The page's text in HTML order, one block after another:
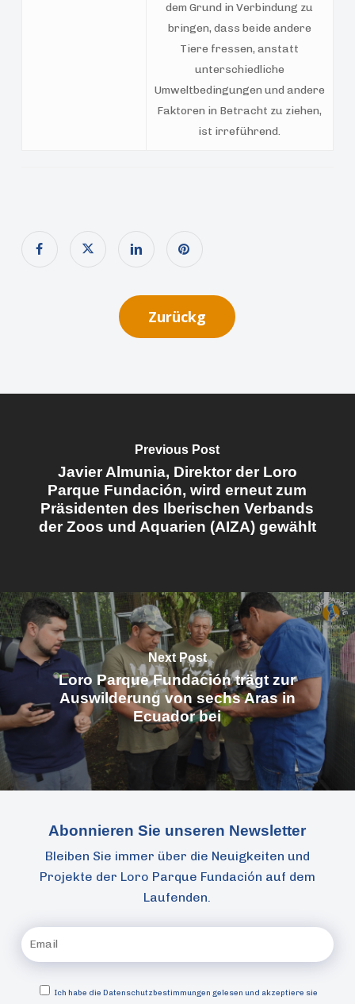
dem Grund in Verbindung zu
bringen, dass beide andere
Tiere fressen, anstatt
unterschiedliche
Umweltbedingungen und andere
Faktoren in Betracht zu ziehen,
ist irreführend.
Zurückg
Previous Post
Javier Almunia, Direktor der Loro
Parque Fundación, wird erneut zum
Präsidenten des Iberischen Verbands
der Zoos und Aquarien (AIZA) gewählt
Next Post
Loro Parque Fundación trägt zur
Auswilderung von sechs Aras in
Ecuador bei
Abonnieren Sie unseren Newsletter
Bleiben Sie immer über die Neuigkeiten und
Projekte der Loro Parque Fundación auf dem
Laufenden.
Ich habe dieDatenschutzbestimmungen gelesen und akzeptiere sie